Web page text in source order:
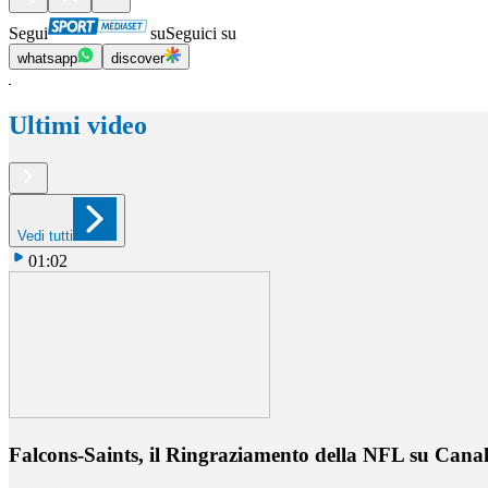
Segui suSeguici su
whatsapp discover
Ultimi video
Vedi tutti
01:02
Falcons-Saints, il Ringraziamento della NFL su